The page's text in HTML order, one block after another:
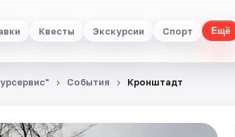
Квесты Экскурсии Спорт Ещё
События Кронштадт